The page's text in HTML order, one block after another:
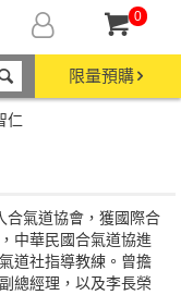
0
限量預購
仁
合氣道協會，獲國際合
中華民國合氣道協進
道社指導教練。曾擔
總經理，以及李長榮